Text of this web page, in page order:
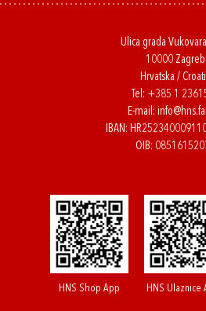
Ulica grada
10000 Zagreb
Hrvatska /
Tel: +385 1
E-mail:
IBAN:
OIB:
HNS Shop App HNS Ulaznice